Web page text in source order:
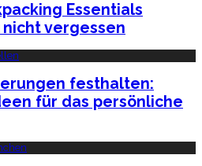
Essentials
vergessen
festhalten:
für das persönliche